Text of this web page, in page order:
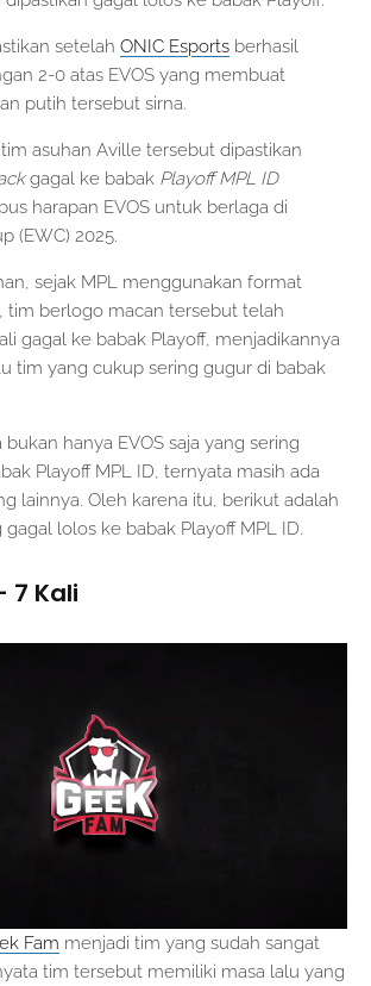
setelah ONIC Esports berhasil
2-0 atas EVOS yang membuat
putih tersebut sirna.
asuhan Aville tersebut dipastikan
gagal ke babak Playoff MPL ID
harapan EVOS untuk berlaga di
(EWC) 2025.
sejak MPL menggunakan format
tim berlogo macan tersebut telah
gagal ke babak Playoff, menjadikannya
tim yang cukup sering gugur di babak
hanya EVOS saja yang sering
Playoff MPL ID, ternyata masih ada
lainnya. Oleh karena itu, berikut adalah
lolos ke babak Playoff MPL ID.
7 Kali
Fam menjadi tim yang sudah sangat
tim tersebut memiliki masa lalu yang